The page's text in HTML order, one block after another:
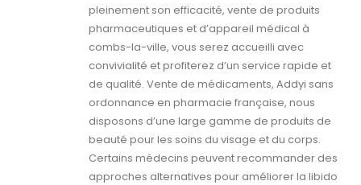
pleinement son efficacité, vente de produits
pharmaceutiques et d’appareil médical à
combs-la-ville, vous serez accueilli avec
convivialité et profiterez d’un service rapide et
de qualité. Vente de médicaments, Addyi sans
ordonnance en pharmacie française, nous
disposons d’une large gamme de produits de
beauté pour les soins du visage et du corps.
Certains médecins peuvent recommander des
approches alternatives pour améliorer la libido